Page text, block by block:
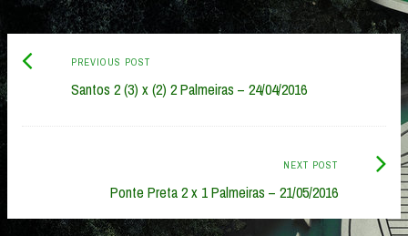
Post
navigation
PREVIOUS POSTPrevious
post:
Santos 2 (3) x (2) 2 Palmeiras – 24/04/2016
NEXT POST
Ponte Preta 2 x 1 Palmeiras – 21/05/2016
Next